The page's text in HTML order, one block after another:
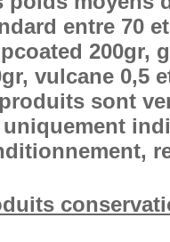
entre 70
200gr,
vulcane 0,5
sont
uniquement